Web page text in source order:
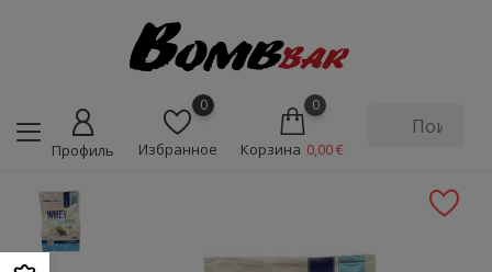
Профиль
0
Избранное
0
Корзина 0,00 €